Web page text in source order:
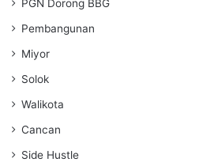
PGN Dorong BBG
Pembangunan
Miyor
Solok
Walikota
Cancan
Side Hustle